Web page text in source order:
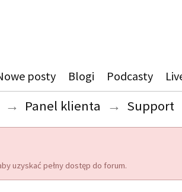
posty Blogi Podcasty
→ Panel klienta → Support
uzyskać pełny dostęp do forum.